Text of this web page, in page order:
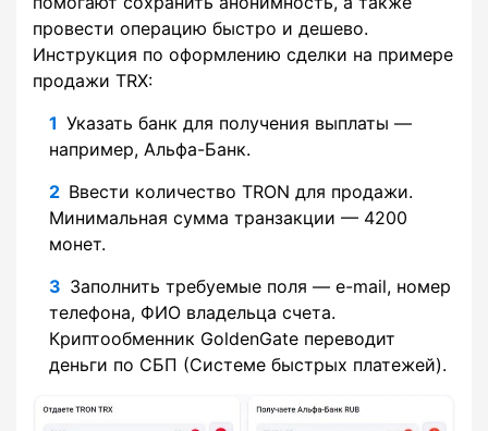
провести операцию быстро и дешево.
Инструкция по оформлению сделки на примере
продажи TRX:
Указать банк для получения выплаты —
например, Альфа-Банк.
Ввести количество TRON для продажи.
Минимальная сумма транзакции — 4200
монет.
Заполнить требуемые поля — e-mail, номер
телефона, ФИО владельца счета.
Криптообменник GoldenGate переводит
деньги по СБП (Системе быстрых платежей).